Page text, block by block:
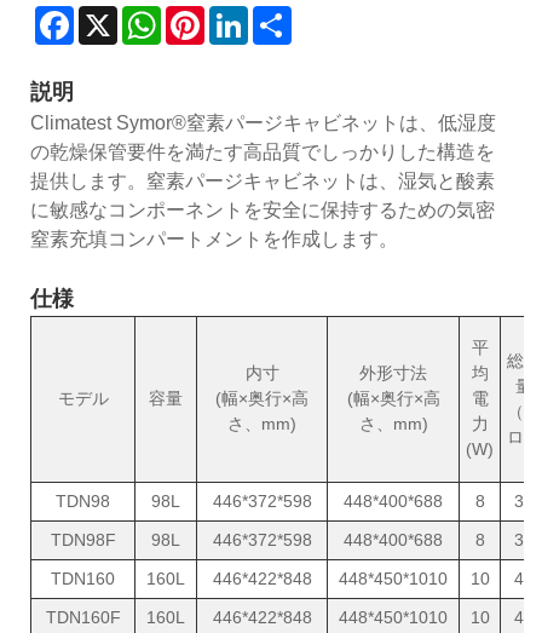
Facebook
X WhatsAppPinterestLinkedIn
説明
Climatest Symor®窒素パージキャビネットは、低湿度
の乾燥保管要件を満たす高品質でしっかりした構造を
提供します。窒素パージキャビネットは、湿気と酸素
に敏感なコンポーネントを安全に保持するための気密
窒素充填コンパートメントを作成します。
仕様
モデル 容量
内寸
(幅×奥行×高
さ、mm)
外形寸法
(幅×奥行×高
さ、mm)
平
均
電
力
(W)
総重
量
（キ
ロ）
TDN98 98L 446*372*598 448*400*688 8
31
TDN98F
98L 446*372*598 448*400*688 8
31
TDN160
160L 446*422*848 448*450*1010 10
43
TDN160F
160L 446*422*848 448*450*1010 10
43